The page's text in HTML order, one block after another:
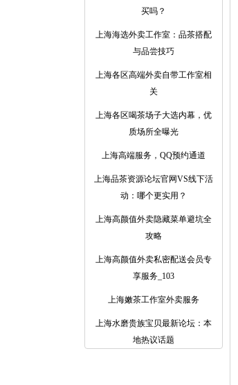
买吗？
上海海选外卖工作室：品茶搭配
与品尝技巧
上海各区高端外卖自带工作室相
关
上海各区喝茶场子大选内幕，优
质场所全曝光
上海高端服务，QQ预约通道
上海品茶资源论坛官网VS线下活
动：哪个更实用？
上海高颜值外卖隐藏菜单避坑全
攻略
上海高颜值外卖私密配送会员专
享服务_103
上海嫩茶工作室外卖服务
上海水磨贵族宝贝最新论坛：本
地热议话题